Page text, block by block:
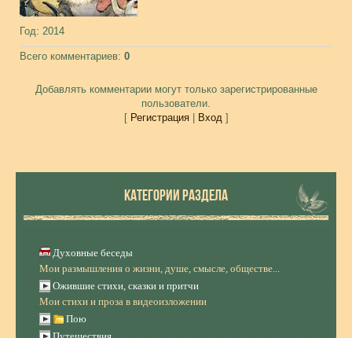
Год: 2014
Всего комментариев: 0
Добавлять комментарии могут только зарегистрированные
пользователи.
[ Регистрация| Вход]
КАТЕГОРИИ РАЗДЕЛА
Духовные беседы
Мои размышления о жизни, душе, смысле, обществе...
Ожившие стихи, сказки и притчи
Мои стихи и проза в видеоизложении
Пою